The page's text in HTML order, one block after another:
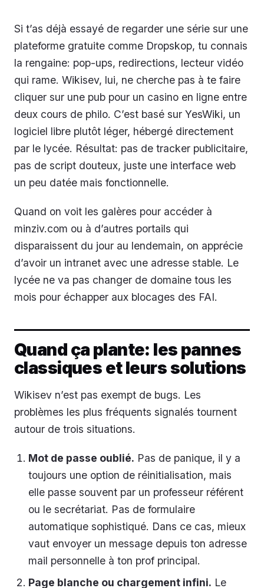
Si t’as déjà essayé de regarder une série sur une
plateforme gratuite comme Dropskop, tu connais
la rengaine: pop-ups, redirections, lecteur vidéo
qui rame. Wikisev, lui, ne cherche pas à te faire
cliquer sur une pub pour un casino en ligne entre
deux cours de philo. C’est basé sur YesWiki, un
logiciel libre plutôt léger, hébergé directement
par le lycée. Résultat: pas de tracker publicitaire,
pas de script douteux, juste une interface web
un peu datée mais fonctionnelle.
Quand on voit les galères pour accéder à
minziv.com ou à d’autres portails qui
disparaissent du jour au lendemain, on apprécie
d’avoir un intranet avec une adresse stable. Le
lycée ne va pas changer de domaine tous les
mois pour échapper aux blocages des FAI.
Quand ça plante: les pannes
classiques et leurs solutions
Wikisev n’est pas exempt de bugs. Les
problèmes les plus fréquents signalés tournent
autour de trois situations.
Mot de passe oublié. Pas de panique, il y a
toujours une option de réinitialisation, mais
elle passe souvent par un professeur référent
ou le secrétariat. Pas de formulaire
automatique sophistiqué. Dans ce cas, mieux
vaut envoyer un message depuis ton adresse
mail personnelle à ton prof principal.
Page blanche ou chargement infini. Le